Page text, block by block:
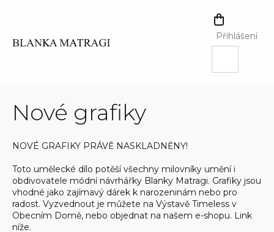
NÁKUPNÍ
KOŠÍK
Přihlášení
Nové grafiky
NOVÉ GRAFIKY PRÁVĚ NASKLADNĚNY!
Toto umělecké dílo potěší všechny milovníky umění i
obdivovatele módní návrhářky Blanky Matragi. Grafiky jsou
vhodné jako zajímavý dárek k narozeninám nebo pro
radost. Vyzvednout je můžete na Výstavě Timeless v
Obecním Domě, nebo objednat na našem e-shopu. Link
níže.